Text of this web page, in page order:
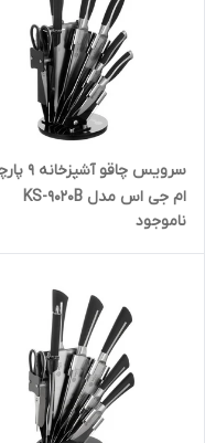
سرویس چاقو
ام جی اس مدل KS-9020B
ناموجود